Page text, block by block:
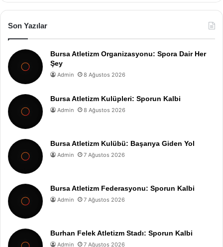
Son Yazılar
Bursa Atletizm Organizasyonu: Spora Dair Her
Şey
Admin 8 Ağustos 2026
Bursa Atletizm Kulüpleri: Sporun Kalbi
Admin 8 Ağustos 2026
Bursa Atletizm Kulübü: Başarıya Giden Yol
Admin 7 Ağustos 2026
Bursa Atletizm Federasyonu: Sporun Kalbi
Admin 7 Ağustos 2026
Burhan Felek Atletizm Stadı: Sporun Kalbi
Admin 7 Ağustos 2026